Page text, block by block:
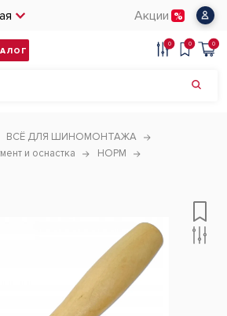
Акции
0 0 0
ВСЁ ДЛЯ ШИНОМОНТАЖА
и оснастка
НОРМ